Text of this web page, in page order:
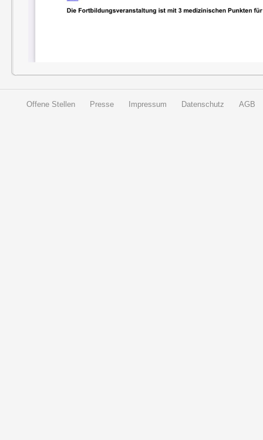
Offene Stellen Presse Impressum Datenschutz AGB